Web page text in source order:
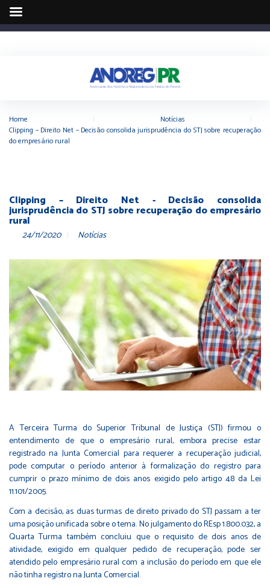
Home Notícias
Clipping – Direito Net – Decisão consolida jurisprudência do STJ sobre recuperação
do empresário rural
Clipping – Direito Net - Decisão consolida
jurisprudência do STJ sobre recuperação do empresário
rural
24/11/2020 Notícias
A Terceira Turma do Superior Tribunal de Justiça (STJ) firmou o
entendimento de que o empresário rural, embora precise estar
registrado na Junta Comercial para requerer a recuperação judicial,
pode computar o período anterior à formalização do registro para
cumprir o prazo mínimo de dois anos exigido pelo artigo 48 da Lei
11.101/2005.
Com a decisão, as duas turmas de direito privado do STJ passam a ter
uma posição unificada sobre o tema. No julgamento do REsp 1.800.032, a
Quarta Turma também concluiu que o requisito de dois anos de
atividade, exigido em qualquer pedido de recuperação, pode ser
atendido pelo empresário rural com a inclusão do período em que ele
não tinha registro na Junta Comercial.